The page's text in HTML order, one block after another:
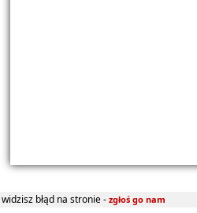
widzisz błąd na stronie - zgłoś go nam